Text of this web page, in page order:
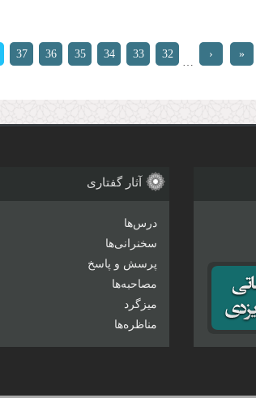
«
‹
…
32
33
34
35
36
37
آثار گفتاری
درس‌ها
سخنرانی‌ها
پرسش و پاسخ
مصاحبه‌ها
میزگرد
مناظره‌ها